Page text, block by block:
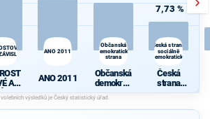
A
Í
ANO 2011
ANO 2011
Občanská
demokratická
strana
Občanská
demokrati
cká strana
7,73 %
Česká strana
sociálně
demokratická
Česká
strana
sociálně
cká